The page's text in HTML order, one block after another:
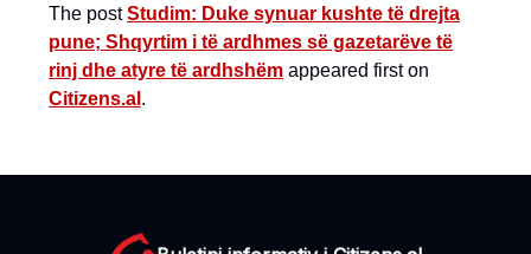
The postStudim: Duke synuar kushte të drejta
pune; Shqyrtim i të ardhmes së gazetarëve të
rinj dhe atyre të ardhshëm appeared first on
Citizens.al .